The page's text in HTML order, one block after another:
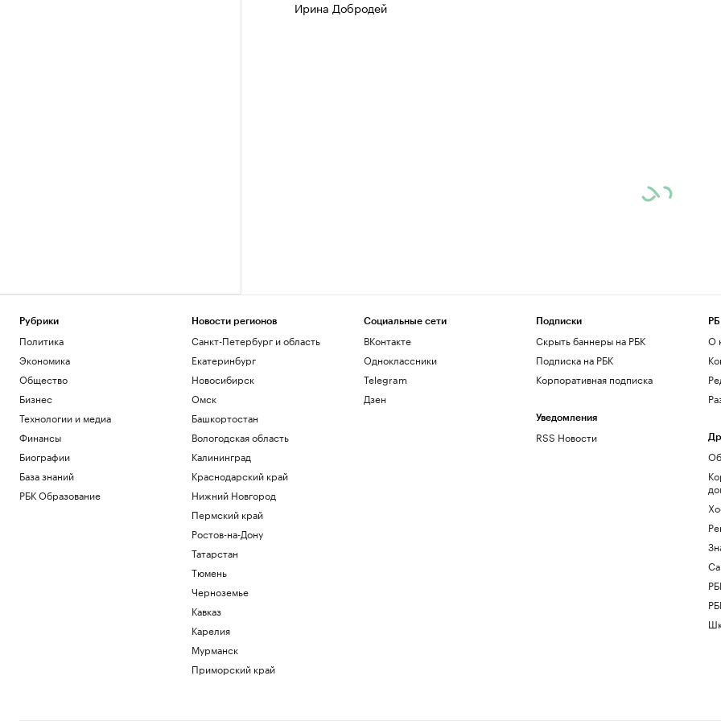
Ирина Добродей
Рубрики
Политика
Экономика
Общество
Бизнес
Технологии и медиа
Финансы
Биографии
База знаний
РБК Образование
Новости регионов
Санкт-Петербург и область
Екатеринбург
Новосибирск
Омск
Башкортостан
Вологодская область
Калининград
Краснодарский край
Нижний Новгород
Пермский край
Ростов-на-Дону
Татарстан
Тюмень
Черноземье
Кавказ
Карелия
Мурманск
Приморский край
Социальные сети
ВКонтакте
Одноклассники
Telegram
Дзен
Подписки
Скрыть баннеры на РБК
Подписка на РБК
Корпоративная подписка
Уведомления
RSS Новости
О